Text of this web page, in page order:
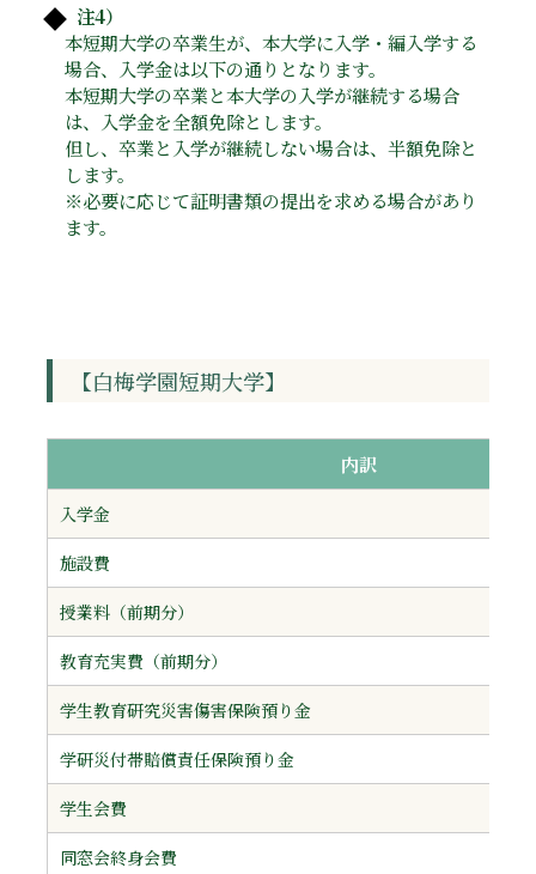
注4）
本短期大学の卒業生が、本大学に入学・編入学する
場合、入学金は以下の通りとなります。
本短期大学の卒業と本大学の入学が継続する場合
は、入学金を全額免除とします。
但し、卒業と入学が継続しない場合は、半額免除と
します。
※必要に応じて証明書類の提出を求める場合があり
ます。
【白梅学園短期大学】
内訳
入学金
施設費
授業料（前期分）
教育充実費（前期分）
学生教育研究災害傷害保険預り金
学研災付帯賠償責任保険預り金
学生会費
同窓会終身会費